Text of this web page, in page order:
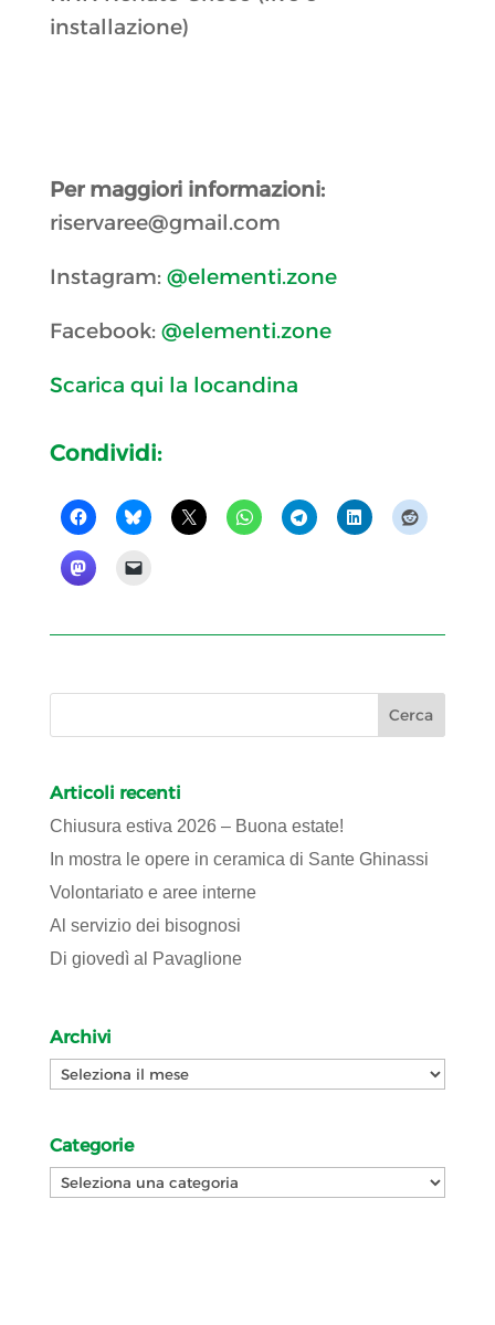
installazione)
Per maggiori informazioni:
riservaree@gmail.com
Instagram: @elementi.zone
Facebook: @elementi.zone
Scarica qui la locandina
Condividi:
Articoli recenti
Chiusura estiva 2026 – Buona estate!
In mostra le opere in ceramica di Sante Ghinassi
Volontariato e aree interne
Al servizio dei bisognosi
Di giovedì al Pavaglione
Archivi
Archivi
Categorie
Categorie